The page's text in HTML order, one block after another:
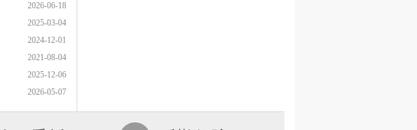
2026-06-18
2025-03-04
2024-12-01
2021-08-04
2025-12-06
2026-05-07